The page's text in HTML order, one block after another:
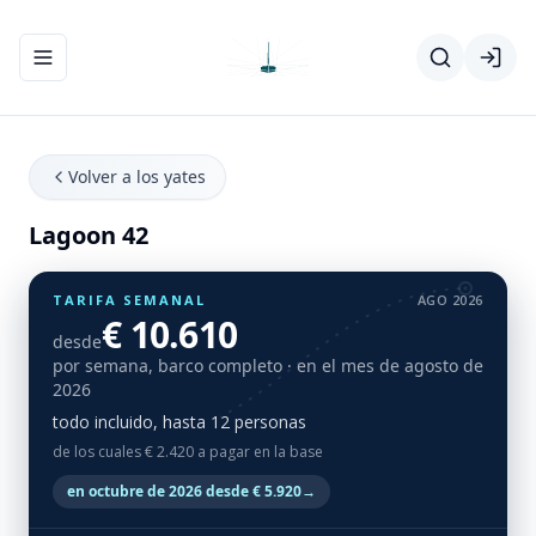
Abrir/cerrar el menú de navegación
Volver a los yates
Lagoon 42
TARIFA SEMANAL AGO 2026
desde€ 10.610
por semana, barco completo · en el mes de agosto de
2026
todo incluido, hasta 12 personas
de los cuales € 2.420 a pagar en la base
en octubre de 2026 desde € 5.920→